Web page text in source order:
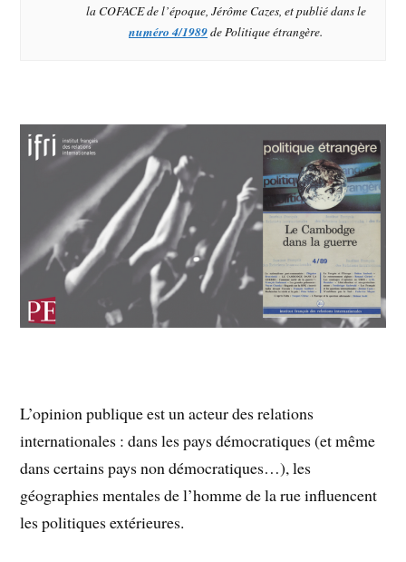
la COFACE de l’époque, Jérôme Cazes, et publié dans le
numéro 4/1989de Politique étrangère.
L’opinion publique est un acteur des relations
internationales : dans les pays démocratiques (et même
dans certains pays non démocratiques…), les
géographies mentales de l’homme de la rue influencent
les politiques extérieures.